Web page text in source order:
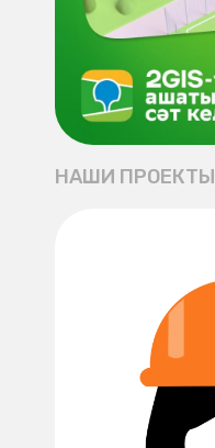
НАШИ ПРОЕКТЫ